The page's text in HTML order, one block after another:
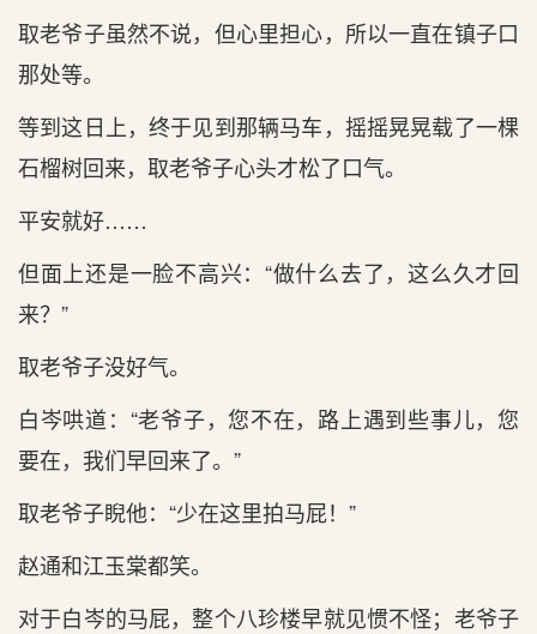
取老爷子虽然不说，但心里担心，所以一直在镇子口
那处等。
等到这日上，终于见到那辆马车，摇摇晃晃载了一棵
石榴树回来，取老爷子心头才松了口气。
平安就好……
但面上还是一脸不高兴：“做什么去了，这么久才回
来？”
取老爷子没好气。
白岑哄道：“老爷子，您不在，路上遇到些事儿，您
要在，我们早回来了。”
取老爷子睨他：“少在这里拍马屁！”
赵通和江玉棠都笑。
对于白岑的马屁，整个八珍楼早就见惯不怪；老爷子